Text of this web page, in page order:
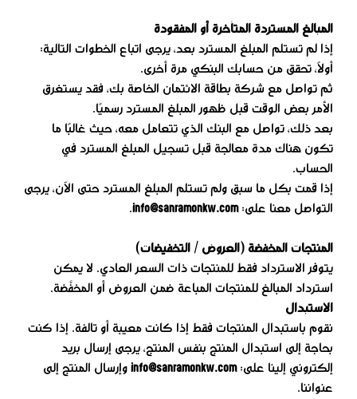
المبالغ المستردة المتأخرة أو المفقودة
إذا لم تستلم المبلغ المسترد بعد، يرجى اتباع الخطوات التالية:
أولًا، تحقق من حسابك البنكي مرة أخرى.
ثم تواصل مع شركة بطاقة الائتمان الخاصة بك، فقد يستغرق
الأمر بعض الوقت قبل ظهور المبلغ المسترد رسميًا.
بعد ذلك، تواصل مع البنك الذي تتعامل معه، حيث غالبًا ما
تكون هناك مدة معالجة قبل تسجيل المبلغ المسترد في
الحساب.
إذا قمت بكل ما سبق ولم تستلم المبلغ المسترد حتى الآن، يرجى
التواصل معنا على:info@sanramonkw.com
.
المنتجات المخفضة (العروض / التخفيضات)
يتوفر الاسترداد فقط للمنتجات ذات السعر العادي. لا يمكن
استرداد المبالغ للمنتجات المباعة ضمن العروض أو المخفَّضة.
الاستبدال
نقوم باستبدال المنتجات فقط إذا كانت معيبة أو تالفة. إذا كنت
بحاجة إلى استبدال المنتج بنفس المنتج، يرجى إرسال بريد
إلكتروني إلينا على:info@sanramonkw.comوإرسال المنتج إلى
عنواننا.